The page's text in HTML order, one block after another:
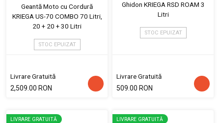
Geantă Moto cu Cordură
KRIEGA US-70 COMBO 70 Litri,
20 + 20 + 30 Litri
STOC EPUIZAT
Livrare Gratuită
2,509.00 RON
Ghidon KRIEGA RSD ROAM 3
Litri
STOC EPUIZAT
Livrare Gratuită
509.00 RON
LIVRARE GRATUITĂ LIVRARE GRATUITĂ